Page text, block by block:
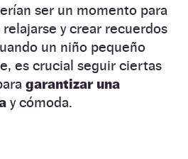
ser un momento para
y crear recuerdos
un niño pequeño
es crucial seguir ciertas
garantizar una
y cómoda.